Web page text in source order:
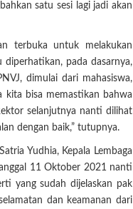
satu sesi lagi jadi akan
terbuka untuk melakukan
pada dasarnya,
dimulai dari mahasiswa,
kita bisa memastikan bahwa
selanjutnya nanti dilihat
dengan baik,” tutupnya.
Yudhia, Kepala Lembaga
11 Oktober 2021 nanti
yang sudah dijelaskan pak
dan keamanan dari